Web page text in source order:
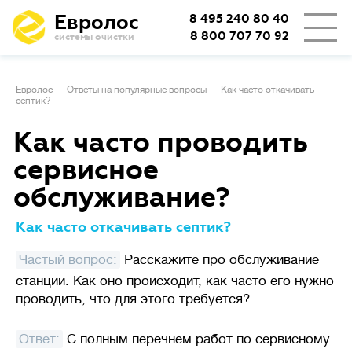
Евролос
системы очистки
8 495 240 80 40
8 800 707 70 92
Евролос — Ответы на популярные вопросы — Как часто откачивать
септик?
Как часто проводить
сервисное
обслуживание?
Как часто откачивать септик?
Частый вопрос: Расскажите про обслуживание
станции. Как оно происходит, как часто его нужно
проводить, что для этого требуется?
Ответ: С полным перечнем работ по сервисному
🏡
Определяет режим работы
станции.Сезонноепроживание
(дача или дом выходного дня)
подразумевает возможные
с отключением электричества,
важно, чтобы система легко
запускалась заново.
При постоянномпроживании